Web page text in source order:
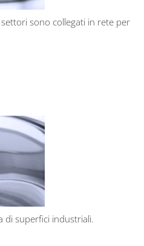
sono collegati in rete per
di superfici industriali.